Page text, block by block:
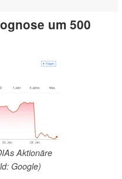
um 500
Aktionäre
Google)